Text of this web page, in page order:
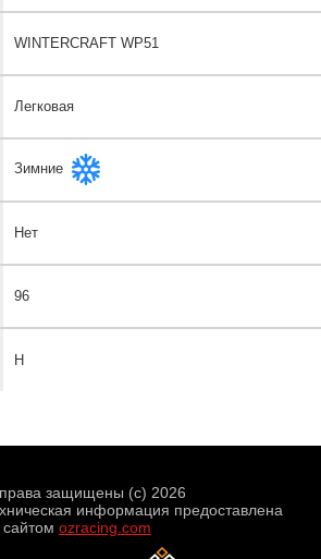
WINTERCRAFT WP51
Легковая
Зимние
Нет
96
H
защищены (с) 2026
информация предоставлена
сайтом ozracing.com